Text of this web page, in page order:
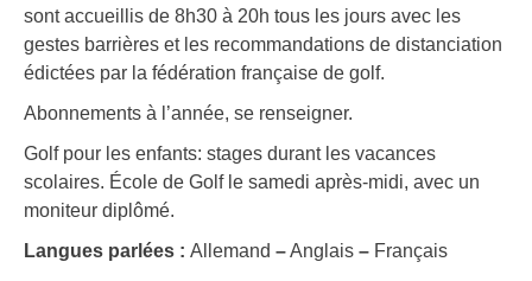
sont accueillis de 8h30 à 20h tous les jours avec les
gestes barrières et les recommandations de distanciation
édictées par la fédération française de golf.
Abonnements à l’année, se renseigner.
Golf pour les enfants: stages durant les vacances
scolaires. École de Golf le samedi après-midi, avec un
moniteur diplômé.
Langues parlées : Allemand –Anglais – Français